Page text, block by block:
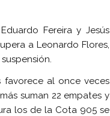
Fereira y Jesús
a Leonardo Flores,
favorece al once veces
suman 22 empates y
los de la Cota 905 se